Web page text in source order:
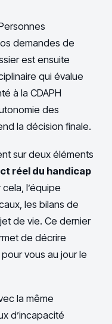
demandes de
est ensuite
qui évalue
à la CDAPH
des
la décision finale.
sur deux éléments
réel du handicap
l’équipe
les bilans de
de vie. Ce dernier
de décrire
vous au jour le
la même
d’incapacité